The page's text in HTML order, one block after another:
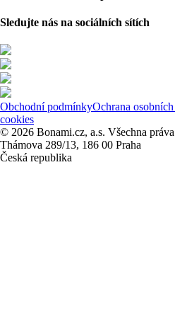
Sledujte nás na sociálních sítích
Obchodní podmínkyOchrana
cookies
© 2026 Bonami.cz, a.s. Všechna
Thámova 289/13, 186 00 Praha
Česká republika